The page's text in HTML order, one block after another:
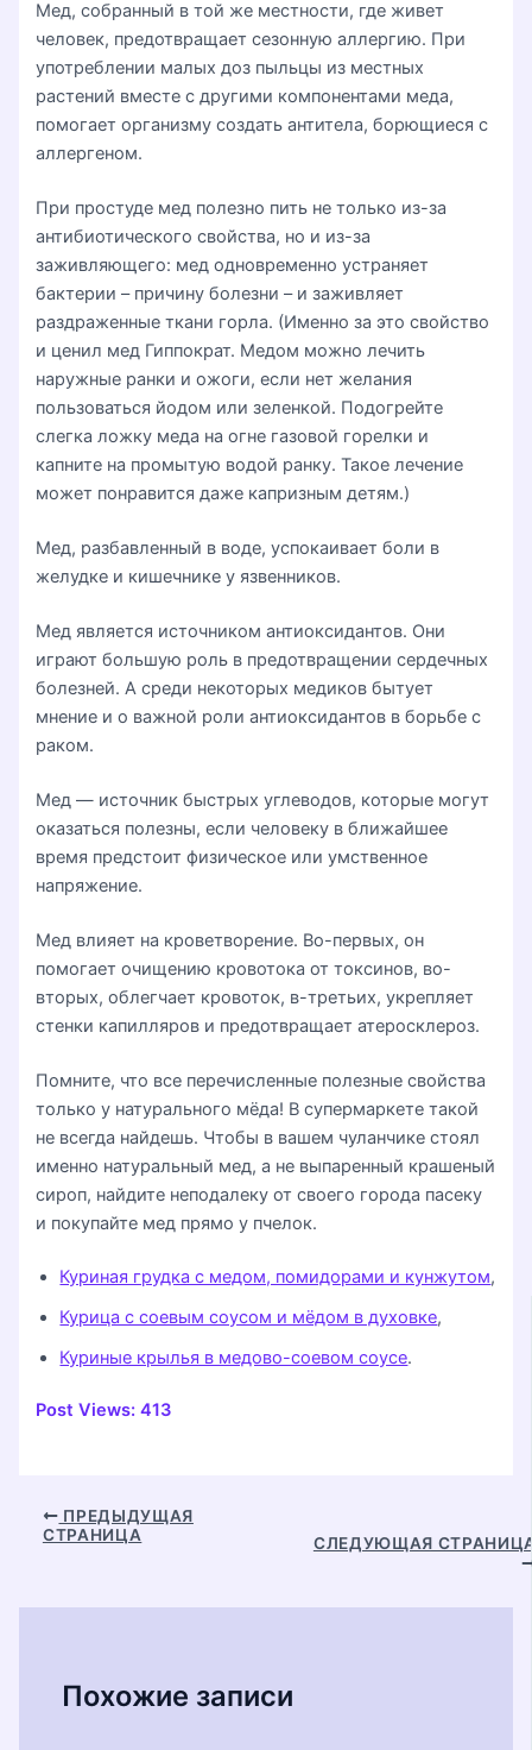
Мед, собранный в той же местности, где живет
человек, предотвращает сезонную аллергию. При
употреблении малых доз пыльцы из местных
растений вместе с другими компонентами меда,
помогает организму создать антитела, борющиеся с
аллергеном.
При простуде мед полезно пить не только из-за
антибиотического свойства, но и из-за
заживляющего: мед одновременно устраняет
бактерии – причину болезни – и заживляет
раздраженные ткани горла. (Именно за это свойство
и ценил мед Гиппократ. Медом можно лечить
наружные ранки и ожоги, если нет желания
пользоваться йодом или зеленкой. Подогрейте
слегка ложку меда на огне газовой горелки и
капните на промытую водой ранку. Такое лечение
может понравится даже капризным детям.)
Мед, разбавленный в воде, успокаивает боли в
желудке и кишечнике у язвенников.
Мед является источником антиоксидантов. Они
играют большую роль в предотвращении сердечных
болезней. А среди некоторых медиков бытует
мнение и о важной роли антиоксидантов в борьбе с
раком.
Мед — источник быстрых углеводов, которые могут
оказаться полезны, если человеку в ближайшее
время предстоит физическое или умственное
напряжение.
Мед влияет на кроветворение. Во-первых, он
помогает очищению кровотока от токсинов, во-
вторых, облегчает кровоток, в-третьих, укрепляет
стенки капилляров и предотвращает атеросклероз.
Помните, что все перечисленные полезные свойства
только у натурального мёда! В супермаркете такой
не всегда найдешь. Чтобы в вашем чуланчике стоял
именно натуральный мед, а не выпаренный крашеный
сироп, найдите неподалеку от своего города пасеку
и покупайте мед прямо у пчелок.
Куриная грудка с медом, помидорами и кунжутом,
Курица с соевым соусом и мёдом в духовке,
Куриные крылья в медово-соевом соусе.
Post Views: 413
Навигация
ПРЕДЫДУЩАЯ
СТРАНИЦА
СЛЕДУЮЩАЯ
Похожие записи